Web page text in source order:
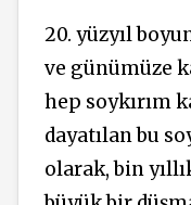
20. yüzyıl
ve günümüze
hep soykırım
dayatılan bu
olarak, bin